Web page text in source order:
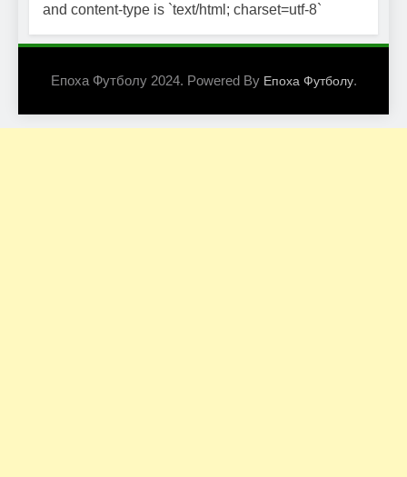
and content-type is `text/html; charset=utf-8`
Епоха Футболу 2024. Powered By Епоха Футболу.